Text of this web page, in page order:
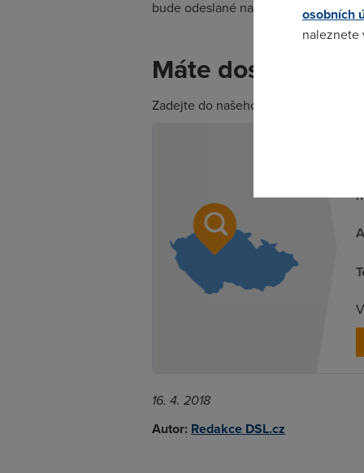
bude odeslané na jeho telefon,
Máte dost rychlý
Zadejte do našeho formuláře
16. 4. 2018
Autor: Redakce DSL.cz
osobních
naleznete